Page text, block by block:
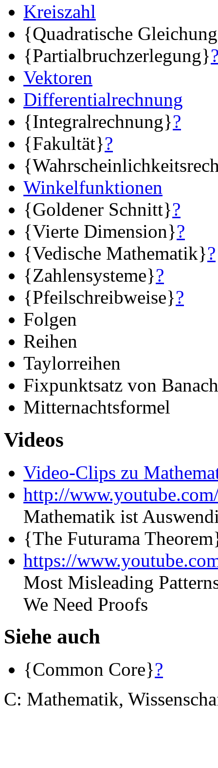
Kreiszahl
{Quadratische
{Partialbruchzerlegung}
Vektoren
Differentialrechnung
{Integralrechnung}?
{Fakultät}?
Winkelfunktionen
{Goldener Schnitt}?
{Vierte Dimension}?
{Vedische Mathematik}?
{Zahlensysteme}?
{Pfeilschreibweise}?
Folgen
Reihen
Taylorreihen
Fixpunktsatz von Banach
Mitternachtsformel
Videos
Video-Clips zu
http://
Mathematik ist
{The Futurama
https://
Most Misleading
We Need Proofs
Siehe auch
{Common Core}?
C: Mathematik,